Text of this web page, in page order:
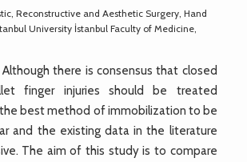
Reconstructive and Aesthetic Surgery, Hand
University İstanbul Faculty of Medicine,
Although there is consensus that closed
finger injuries should be treated
best method of immobilization to be
and the existing data in the literature
The aim of this study is to compare